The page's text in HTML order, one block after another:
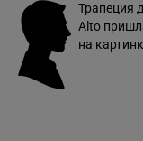
Трапеция
Alto
на